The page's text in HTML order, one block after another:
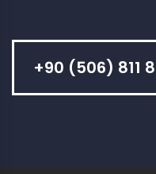
+90 (506) 811